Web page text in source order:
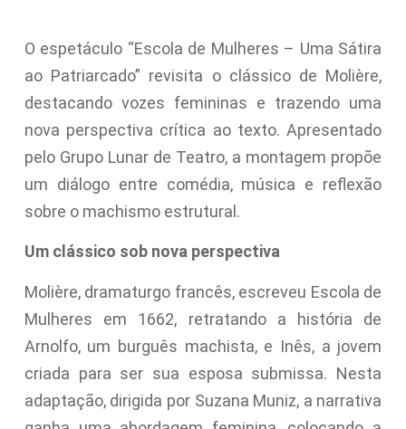
O espetáculo “Escola de Mulheres – Uma Sátira
ao Patriarcado” revisita o clássico de Molière,
destacando vozes femininas e trazendo uma
nova perspectiva crítica ao texto. Apresentado
pelo Grupo Lunar de Teatro, a montagem propõe
um diálogo entre comédia, música e reflexão
sobre o machismo estrutural.
Um clássico sob nova perspectiva
Molière, dramaturgo francês, escreveu Escola de
Mulheres em 1662, retratando a história de
Arnolfo, um burguês machista, e Inês, a jovem
criada para ser sua esposa submissa. Nesta
adaptação, dirigida por Suzana Muniz, a narrativa